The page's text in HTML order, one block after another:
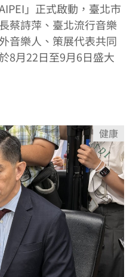
」正式啟動，臺北市
蔡詩萍、臺北流行音樂
音樂人、策展代表共同
8月22日至9月6日盛大
健康